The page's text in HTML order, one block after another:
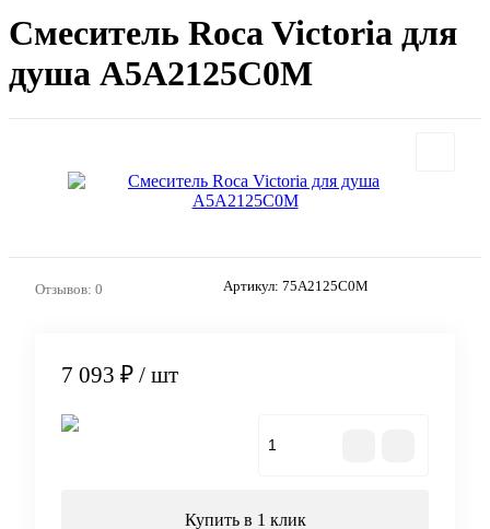
Смеситель Roca Victoria для
душа A5A2125C0M
Отзывов: 0 Артикул: 75A2125C0M
7 093 ₽ / шт
Купить в 1 клик